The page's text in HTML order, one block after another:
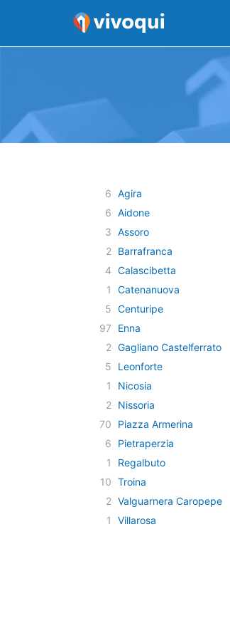
6 Agira
6 Aidone
3 Assoro
2 Barrafranca
4 Calascibetta
1
Catenanuova
5 Centuripe
97
Enna
2 Gagliano Castelferrato
5
Leonforte
1
Nicosia
2 Nissoria
70
Piazza Armerina
6
Pietraperzia
1
Regalbuto
10 Troina
2 Valguarnera Caropepe
1
Villarosa